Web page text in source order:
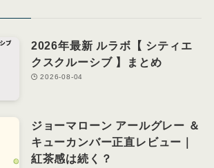
2026年最新 ルラボ【 シティエ
クスクルーシブ 】まとめ
2026-08-04
ジョーマローン アールグレー ＆
キューカンバー正直レビュー｜
紅茶感は続く？